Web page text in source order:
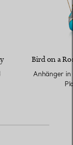
Bird on a
Anhänger in